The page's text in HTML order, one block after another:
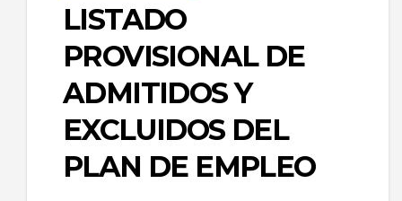
LISTADO
PROVISIONAL DE
ADMITIDOS Y
EXCLUIDOS DEL
PLAN DE EMPLEO